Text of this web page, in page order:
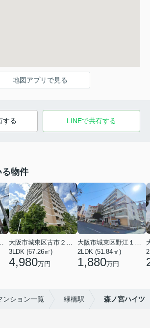
地図アプリで見る
する LINEで共有する
る物件
福西６丁目
大阪市城東区古市２丁目
3LDK (67.26㎡)
4,980万円
大阪市城東区野江１丁目
2LDK (51.84㎡)
1,880万円
ンション一覧 緑橋駅 森ノ宮ハイツ